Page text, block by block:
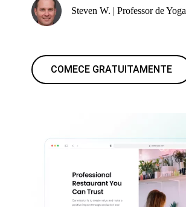
Steven W. | Professor de Yoga
COMECE GRATUITAMENTE